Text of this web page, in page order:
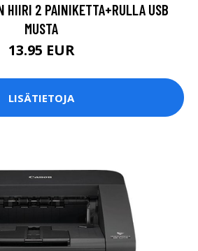
HIIRI 2 PAINIKETTA+RULLA USB
MUSTA
13.95 EUR
LISÄTIETOJA